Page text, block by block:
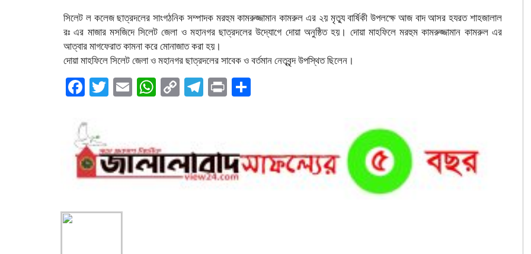
সিলেট ল কলেজ ছাত্রদলের সাংগঠনিক সম্পাদক মরহুম কামরুজ্জামান কামরুল এর ২য় মৃত্যু বার্ষিকী উপলক্ষে আজ বাদ আসর হযরত শাহজালাল
রঃ এর মাজার মসজিদে সিলেট জেলা ও মহানগর ছাত্রদলের উদ্যোগে দোয়া অনুষ্ঠিত হয়। দোয়া মাহফিলে মরহুম কামরুজ্জামান কামরুল এর
আত্বার মাগফেরাত কামনা করে মোনাজাত করা হয়।
দোয়া মাহফিলে সিলেট জেলা ও মহানগর ছাত্রদলের সাবেক ও বর্তমান নেতৃবৃন্দ উপস্থিত ছিলেন।
Facebook
TwitterEmailWhatsApp
CopyTelegram
Print